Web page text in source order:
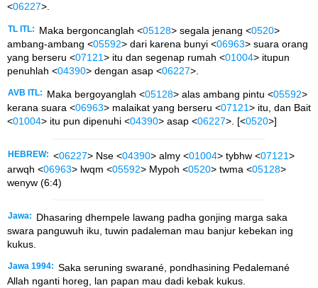
<06227>.
TL ITL: Maka bergoncanglah <05128> segala jenang <0520>
ambang-ambang <05592> dari karena bunyi <06963> suara orang
yang berseru <07121> itu dan segenap rumah <01004> itupun
penuhlah <04390> dengan asap <06227>.
AVB ITL: Maka bergoyanglah <05128> alas ambang pintu <05592>
kerana suara <06963> malaikat yang berseru <07121> itu, dan Bait
<01004> itu pun dipenuhi <04390> asap <06227>. [<0520>]
HEBREW: <06227> Nse <04390> almy <01004> tybhw <07121>
arwqh <06963> lwqm <05592> Mypoh <0520> twma <05128>
wenyw (6:4)
Jawa:
Dhasaring dhempele lawang padha gonjing marga saka
swara panguwuh iku, tuwin padaleman mau banjur kebekan ing
kukus.
Jawa 1994: Saka seruning swarané, pondhasining Pedalemané
Allah nganti horeg, lan papan mau dadi kebak kukus.